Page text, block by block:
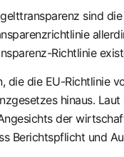
sind
Richtlinie
die die EU-Richtlinie
hinaus.
der
Berichtspflicht und